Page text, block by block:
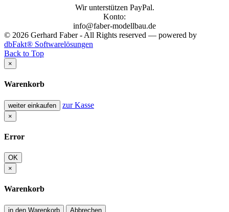
Wir unterstützen PayPal.
Konto:
info@faber-modellbau.de
© 2026 Gerhard Faber - All Rights reserved — powered by
dbFakt® Softwarelösungen
Back to Top
×
Warenkorb
weiter einkaufen zur Kasse
×
Error
OK
×
Warenkorb
in den Warenkorb Abbrechen